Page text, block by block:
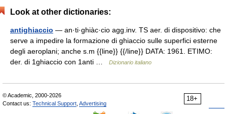
Look at other dictionaries:
antighiaccio — an·ti·ghiàc·cio agg.inv. TS aer. di dispositivo: che
serve a impedire la formazione di ghiaccio sulle superfici esterne
degli aeroplani; anche s.m {{line}} {{/line}} DATA: 1961. ETIMO:
der. di 1ghiaccio con 1anti …
Dizionario italiano
18+
© Academic, 2000-2026
Contact us: Technical Support Advertising